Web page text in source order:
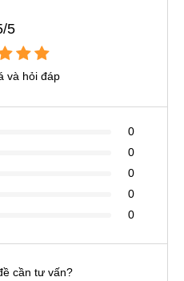
5
và hỏi đáp
0
0
0
0
0
cần tư vấn?